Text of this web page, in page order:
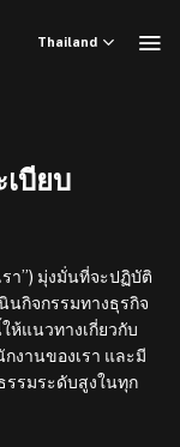
Thailand
บียบ
รา”) มุ่งมั่นที่จะปฏิบัติ
นกิจกรรมทางธุรกิจ
ห้แนวทางเกี่ยวกับ
งานของเรา และมี
รรมระดับสูงในทุก